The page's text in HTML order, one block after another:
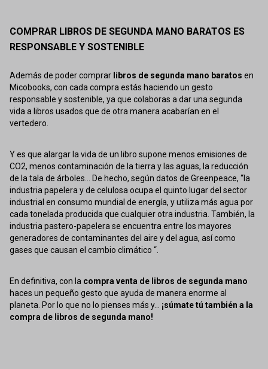
COMPRAR LIBROS DE SEGUNDA MANO BARATOS ES
RESPONSABLE Y SOSTENIBLE
Además de poder comprar libros de segunda mano baratos en
Micobooks, con cada compra estás haciendo un gesto
responsable y sostenible, ya que colaboras a dar una segunda
vida a libros usados que de otra manera acabarían en el
vertedero.
Y es que alargar la vida de un libro supone menos emisiones de
CO2, menos contaminación de la tierra y las aguas, la reducción
de la tala de árboles... De hecho, según datos de Greenpeace, “la
industria papelera y de celulosa ocupa el quinto lugar del sector
industrial en consumo mundial de energía, y utiliza más agua por
cada tonelada producida que cualquier otra industria. También, la
industria pastero-papelera se encuentra entre los mayores
generadores de contaminantes del aire y del agua, así como
gases que causan el cambio climático “.
En definitiva, con la compra venta de libros de segunda mano
haces un pequeño gesto que ayuda de manera enorme al
planeta. Por lo que no lo pienses más y... ¡súmate tú también a la
compra de libros de segunda mano!